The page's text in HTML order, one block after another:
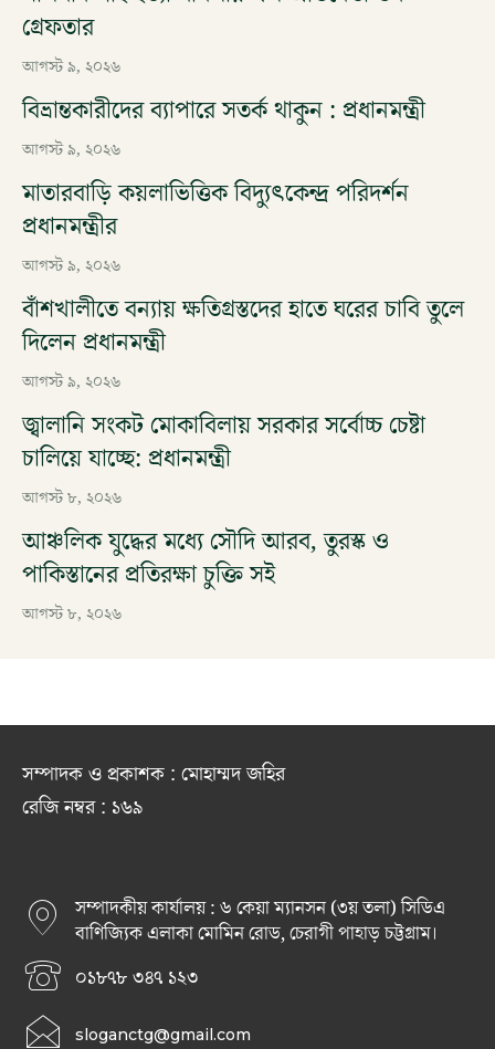
গ্রেফতার
আগস্ট ৯, ২০২৬
বিভ্রান্তকারীদের ব্যাপারে সতর্ক থাকুন : প্রধানমন্ত্রী
আগস্ট ৯, ২০২৬
মাতারবাড়ি কয়লাভিত্তিক বিদ্যুৎকেন্দ্র পরিদর্শন
প্রধানমন্ত্রীর
আগস্ট ৯, ২০২৬
বাঁশখালীতে বন্যায় ক্ষতিগ্রস্তদের হাতে ঘরের চাবি তুলে
দিলেন প্রধানমন্ত্রী
আগস্ট ৯, ২০২৬
জ্বালানি সংকট মোকাবিলায় সরকার সর্বোচ্চ চেষ্টা
চালিয়ে যাচ্ছে: প্রধানমন্ত্রী
আগস্ট ৮, ২০২৬
আঞ্চলিক যুদ্ধের মধ্যে সৌদি আরব, তুরস্ক ও
পাকিস্তানের প্রতিরক্ষা চুক্তি সই
আগস্ট ৮, ২০২৬
সম্পাদক ও প্রকাশক : মোহাম্মদ জহির
রেজি নম্বর : ১৬৯
সম্পাদকীয় কার্যালয় : ৬ কেয়া ম্যানসন (৩য় তলা) সিডিএ
বাণিজ্যিক এলাকা মোমিন রোড, চেরাগী পাহাড় চট্টগ্রাম।
০১৮৭৮ ৩৪৭ ১২৩
sloganctg@gmail.com